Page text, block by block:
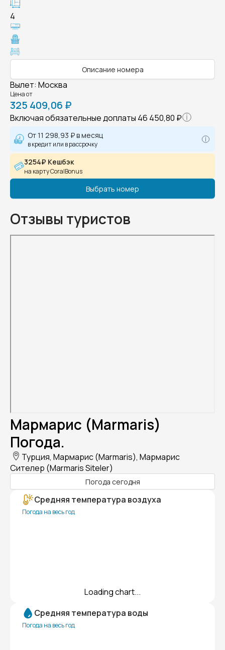
4
Описание номера
Вылет: Москва
Цена от
325 409,06 ₽
Включая обязательные доплаты 46 450,80 ₽
От11 298,93 ₽в месяц
в кредит или в рассрочку
3254₽ Кешбэк
на карту CoralBonus
Выбрать номер
Отзывы туристов
Мармарис (Marmaris)
Погода.
Турция, Мармарис (Marmaris), Мармарис
Сителер (Marmaris Siteler)
Погода сегодня
Средняя температура воздуха
Погода на весь год
Loading chart...
Средняя температура воды
Погода на весь год